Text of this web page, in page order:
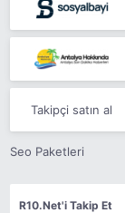
Takipçi satın al
Seo Paketleri
R10.Net'i Takip Et